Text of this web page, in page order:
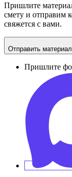
Пришлите
смету и отправим
свяжется с вами.
Отправить
Пришлите